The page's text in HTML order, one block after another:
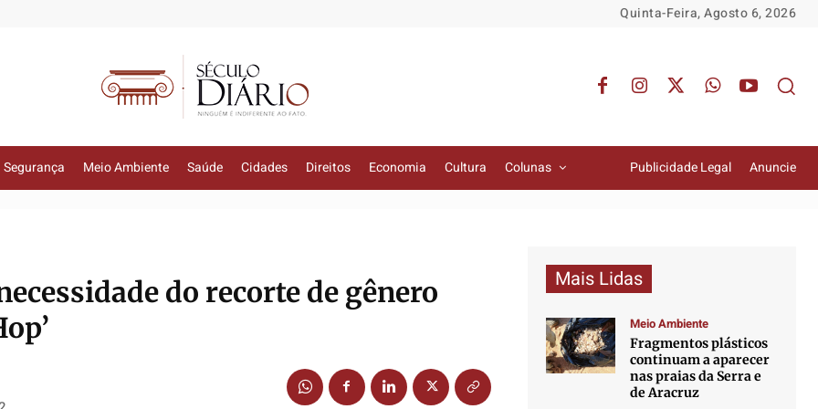
Quinta-Feira, Agosto 6, 2026
Segurança Meio Ambiente Saúde Cidades Direitos Economia Cultura Colunas Publicidade Legal Anuncie
do recorte de gênero
Mais Lidas
Meio Ambiente
Fragmentos plásticos
continuam a aparecer
nas praias da Serra e
de Aracruz